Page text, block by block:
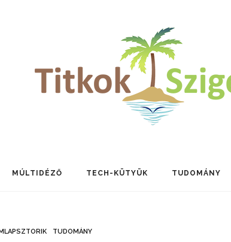
MÚLTIDÉZŐ TECH-KÜTYÜK TUDOMÁNY
TUDOMÁNY